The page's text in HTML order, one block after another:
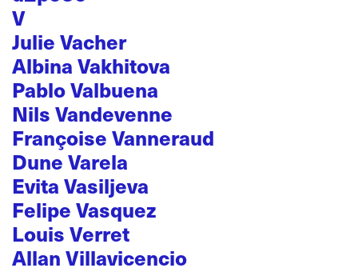
V
Julie Vacher
Albina Vakhitova
Pablo Valbuena
Nils Vandevenne
Françoise Vanneraud
Dune Varela
Evita Vasiljeva
Felipe Vasquez
Louis Verret
Allan Villavicencio